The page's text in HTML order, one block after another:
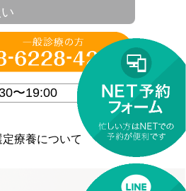
〜19:00
定療養について